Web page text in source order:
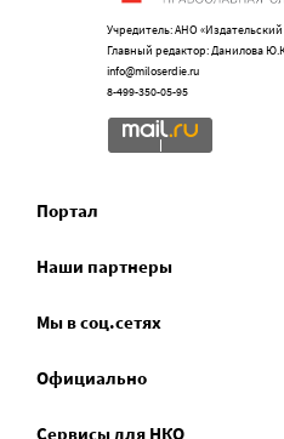
Учредитель: АНО
Главный редактор: Данилова
info@miloserdie.ru
8-499-350-05-95
Портал
Наши партнеры
Мы в соц.сетях
Официально
Сервисы для НКО